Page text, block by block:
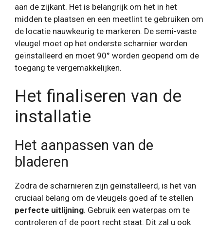
aan de zijkant. Het is belangrijk om het in het
midden te plaatsen en een meetlint te gebruiken om
de locatie nauwkeurig te markeren. De semi-vaste
vleugel moet op het onderste scharnier worden
geïnstalleerd en moet 90° worden geopend om de
toegang te vergemakkelijken.
Het finaliseren van de
installatie
Het aanpassen van de
bladeren
Zodra de scharnieren zijn geïnstalleerd, is het van
cruciaal belang om de vleugels goed af te stellen
perfecte uitlijning. Gebruik een waterpas om te
controleren of de poort recht staat. Dit zal u ook